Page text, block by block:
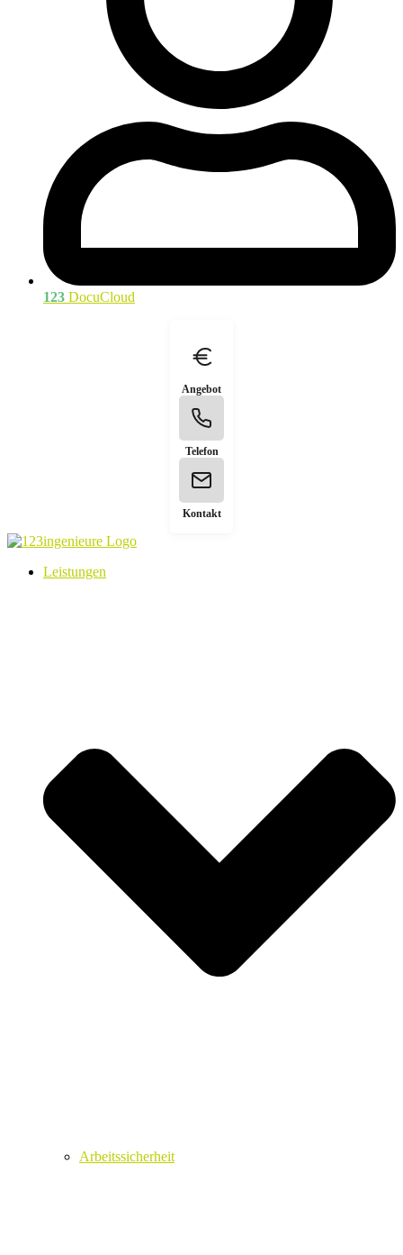
123 DocuCloud
Angebot
Telefon
Kontakt
Leistungen
Arbeitssicherheit